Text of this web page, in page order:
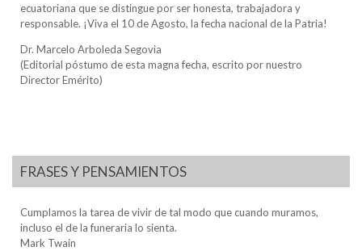
ecuatoriana que se distingue por ser honesta, trabajadora y
responsable. ¡Viva el 10 de Agosto, la fecha nacional de la Patria!
Dr. Marcelo Arboleda Segovia
(Editorial póstumo de esta magna fecha, escrito por nuestro
Director Emérito)
FRASES Y PENSAMIENTOS
Cumplamos la tarea de vivir de tal modo que cuando muramos,
incluso el de la funeraria lo sienta.
Mark Twain